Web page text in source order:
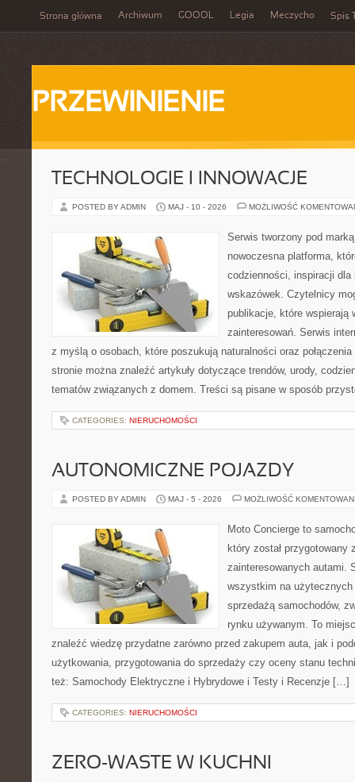
Strona główna Archiwum GOOOL Legia Meczycho Spis
PRZEWINIENIE
TECHNOLOGIE I INNOWACJE
POSTED BY ADMIN MAJ - 10 - 2026 MOŻLIWOŚĆ
Serwis tworzony pod
nowoczesna platforma,
codzienności, inspiracji
wskazówek. Czytelnicy
publikacje, które wspierają
zainteresowań. Serwis
z myślą o osobach, które poszukują naturalności oraz
stronie można znaleźć artykuły dotyczące trendów, urody,
tematów związanych z domem. Treści są pisane w sposób
CATEGORIES: NIERUCHOMOŚCI
AUTONOMICZNE POJAZDY
POSTED BY ADMIN MAJ - 5 - 2026 MOŻLIWOŚĆ
Moto Concierge to
który został przygotowany
zainteresowanych autami.
wszystkim na
sprzedażą samochodów,
rynku używanym. To
znaleźć wiedzę przydatne zarówno przed zakupem auta, jak i
użytkowania, przygotowania do sprzedaży czy oceny stanu
też: Samochody Elektryczne i Hybrydowe i Testy i Recenzje […]
CATEGORIES: NIERUCHOMOŚCI
ZERO-WASTE W KUCHNI